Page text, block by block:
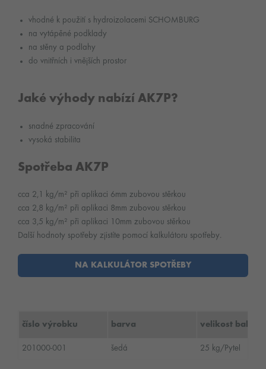
vhodné k použití s hydroizolacemi SCHOMBURG
na vytápěné podklady
na stěny a podlahy
do vnitřních i vnějších prostor
Jaké výhody nabízí AK7P?
snadné zpracování
vysoká stabilita
Spotřeba AK7P
cca 2,1 kg/m² při aplikaci 6mm zubovou stěrkou
cca 2,8 kg/m² při aplikaci 8mm zubovou stěrkou
cca 3,5 kg/m² při aplikaci 10mm zubovou stěrkou
Další hodnoty spotřeby zjistíte pomocí kalkulátoru spotřeby.
NA KALKULÁTOR SPOTŘEBY
číslo výrobku barva velikost balení
201000-001 šedá 25 kg/Pytel